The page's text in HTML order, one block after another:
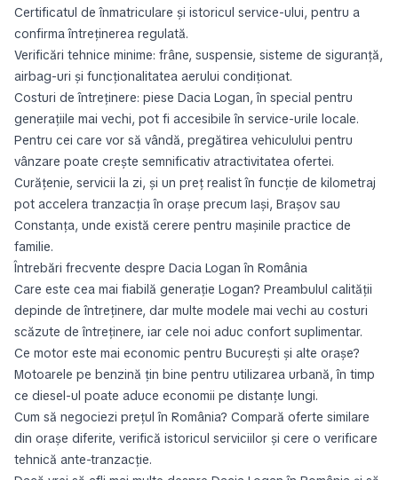
Certificatul de înmatriculare și istoricul service-ului, pentru a
confirma întreținerea regulată.
Verificări tehnice minime: frâne, suspensie, sisteme de siguranță,
airbag-uri și funcționalitatea aerului condiționat.
Costuri de întreținere: piese Dacia Logan, în special pentru
generațiile mai vechi, pot fi accesibile în service-urile locale.
Pentru cei care vor să vândă, pregătirea vehiculului pentru
vânzare poate crește semnificativ atractivitatea ofertei.
Curățenie, servicii la zi, și un preț realist în funcție de kilometraj
pot accelera tranzacția în orașe precum Iași, Brașov sau
Constanța, unde există cerere pentru mașinile practice de
familie.
Întrebări frecvente despre Dacia Logan în România
Care este cea mai fiabilă generație Logan? Preambulul calității
depinde de întreținere, dar multe modele mai vechi au costuri
scăzute de întreținere, iar cele noi aduc confort suplimentar.
Ce motor este mai economic pentru București și alte orașe?
Motoarele pe benzină țin bine pentru utilizarea urbană, în timp
ce diesel-ul poate aduce economii pe distanțe lungi.
Cum să negociezi prețul în România? Compară oferte similare
din orașe diferite, verifică istoricul serviciilor și cere o verificare
tehnică ante-tranzacție.